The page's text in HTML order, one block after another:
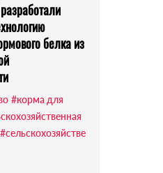
белка из
#корма для
#сельскохозяйстве